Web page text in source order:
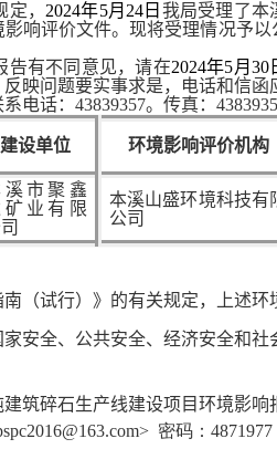
， 2024年5月 24 日 我局受理了本
响评价文件。现将受理情况予以
告有不同意见，请在2024年5月 30
反映问题要实事求是，电话和信函
话：43839357。传真：
建设单位 环境影响评价机构
溪市聚鑫
矿业有限
本溪山盛环境科技有
公司
（试行）》的有关规定，上述环
安全、公共安全、经济安全和社
筑碎石生产线建设项目环境影响
> 密码：4871977